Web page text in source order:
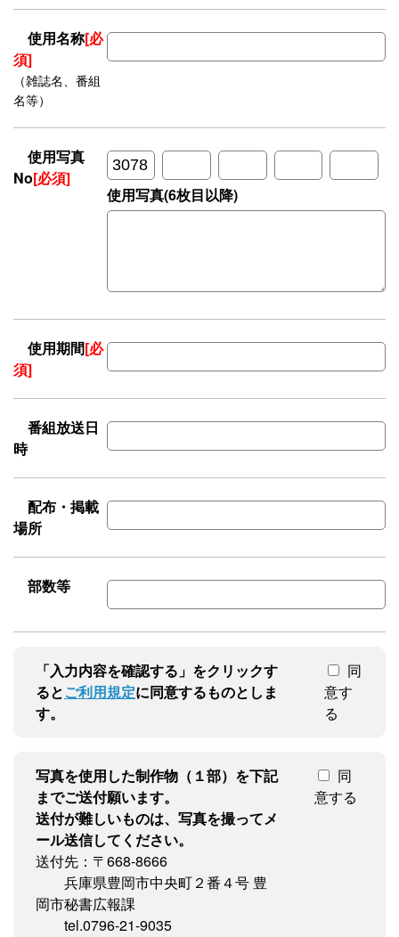
使用名称[必
須]
（雑誌名、番組
名等）
使用写真
No[必須]
使用写真(6枚目以降)
使用期間[必
須]
番組放送日
時
配布・掲載
場所
部数等
「入力内容を確認する」をクリックす
るとご利用規定に同意するものとしま
す。
同
意す
る
写真を使用した制作物（１部）を下記
までご送付願います。
送付が難しいものは、写真を撮ってメ
ール送信してください。
送付先：〒668-8666
兵庫県豊岡市中央町２番４号 豊
岡市秘書広報課
tel.0796-21-9035
同
意する